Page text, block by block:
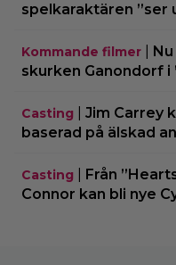
spelkaraktären ”ser
Kommande filmer
skurken Ganondorf i
Casting
Jim Carrey
baserad på älskad
Casting
Från
Connor kan bli nye